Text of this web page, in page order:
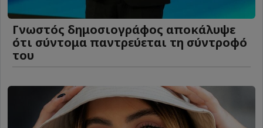
Γνωστός δημοσιογράφος αποκάλυψε
ότι σύντομα παντρεύεται τη σύντροφό
του